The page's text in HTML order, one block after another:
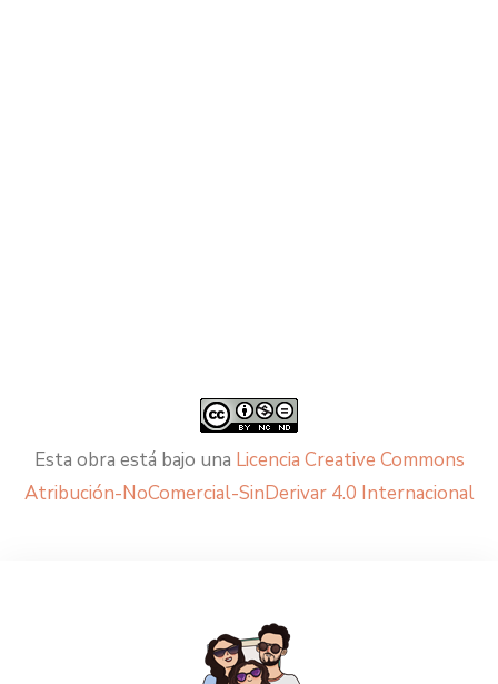
Esta obra está bajo una Licencia Creative Commons
Atribución-NoComercial-SinDerivar 4.0 Internacional